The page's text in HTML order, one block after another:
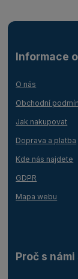
Informace
O nás
Obchodní
Jak nakupovat
Doprava a platba
Kde nás najdete
GDPR
Mapa webu
Proč s